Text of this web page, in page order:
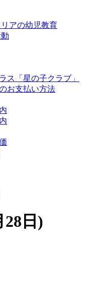
アの幼児教育
ス「星の子クラブ」
お支払い方法
28日)